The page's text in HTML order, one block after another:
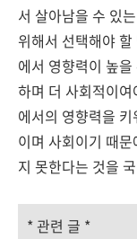
서 살아남을 수 있
위해서 선택해야
에서 영향력이 높
하며 더 사회적이
에서의 영향력을
이며 사회이기 때
지 못한다는 것을
* 관련 글 *